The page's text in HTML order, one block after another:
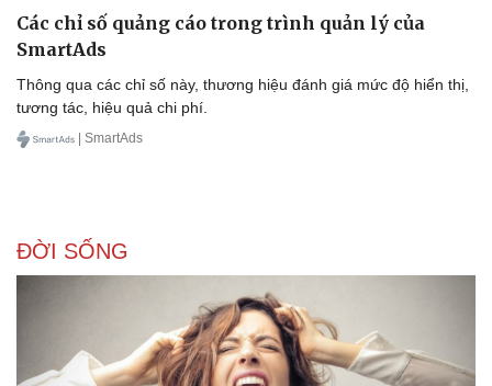
Các chỉ số quảng cáo trong trình quản lý của
SmartAds
Thông qua các chỉ số này, thương hiệu đánh giá mức độ hiển thị,
tương tác, hiệu quả chi phí.
| SmartAds
ĐỜI SỐNG